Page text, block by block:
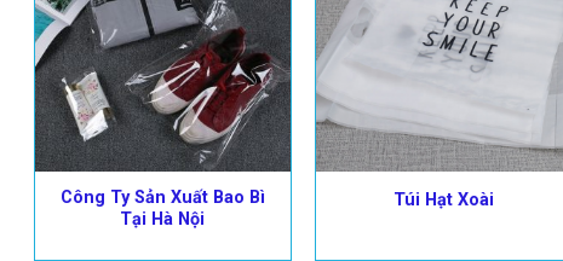
Công Ty Sản Xuất Bao Bì
Tại Hà Nội
Túi Hạt Xoài